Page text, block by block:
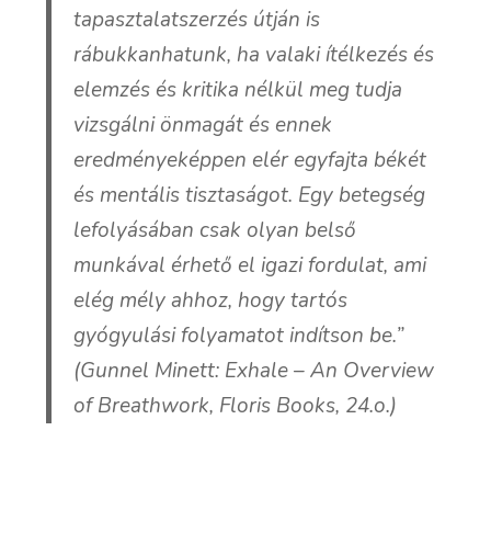
tapasztalatszerzés útján is
rábukkanhatunk, ha valaki ítélkezés és
elemzés és kritika nélkül meg tudja
vizsgálni önmagát és ennek
eredményeképpen elér egyfajta békét
és mentális tisztaságot. Egy betegség
lefolyásában csak olyan belső
munkával érhető el igazi fordulat, ami
elég mély ahhoz, hogy tartós
gyógyulási folyamatot indítson be.”
(Gunnel Minett: Exhale – An Overview
of Breathwork, Floris Books, 24.o.)